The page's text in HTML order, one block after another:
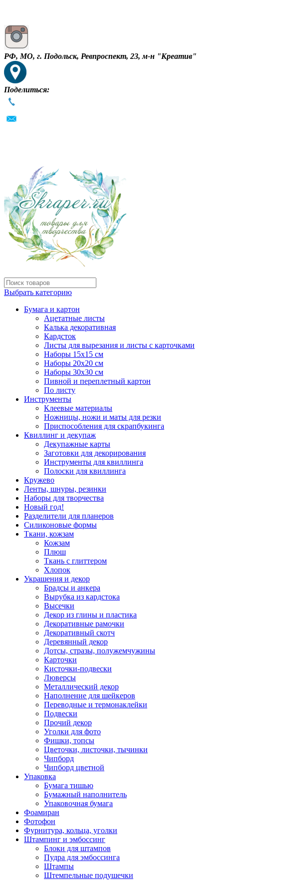
РФ, МО, г. Подольск, Ревпроспект, 23, м-н "Креатив"
Поделиться:
Выбрать категорию
Бумага и картон
Ацетатные листы
Калька декоративная
Кардсток
Листы для вырезания и листы с карточками
Наборы 15х15 см
Наборы 20х20 см
Наборы 30х30 см
Пивной и переплетный картон
По листу
Инструменты
Клеевые материалы
Ножницы, ножи и маты для резки
Приспособления для скрапбукинга
Квиллинг и декупаж
Декупажные карты
Заготовки для декорирования
Инструменты для квиллинга
Полоски для квиллинга
Кружево
Ленты, шнуры, резинки
Наборы для творчества
Новый год!
Разделители для планеров
Силиконовые формы
Ткани, кожзам
Кожзам
Плюш
Ткань с глиттером
Хлопок
Украшения и декор
Брадсы и анкера
Вырубка из кардстока
Высечки
Декор из глины и пластика
Декоративные рамочки
Декоративный скотч
Деревянный декор
Дотсы, стразы, полужемчужины
Карточки
Кисточки-подвески
Люверсы
Металлический декор
Наполнение для шейкеров
Переводные и термонаклейки
Подвески
Прочий декор
Уголки для фото
Фишки, топсы
Цветочки, листочки, тычинки
Чипборд
Чипборд цветной
Упаковка
Бумага тишью
Бумажный наполнитель
Упаковочная бумага
Фоамиран
Фотофон
Фурнитура, кольца, уголки
Штампинг и эмбоссинг
Блоки для штампов
Пудра для эмбоссинга
Штампы
Штемпельные подушечки